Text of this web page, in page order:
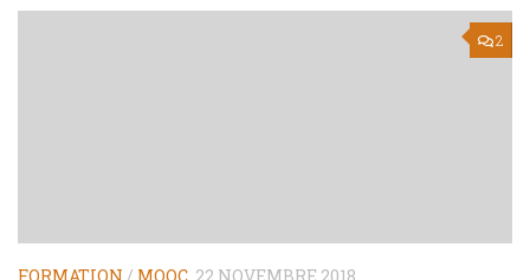
2